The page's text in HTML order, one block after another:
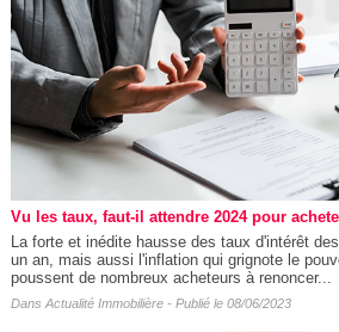
Vu les taux, faut-il attendre 2024 pour
La forte et inédite hausse des taux d'intérêt
un an, mais aussi l'inflation qui grignote le
poussent de nombreux acheteurs à renoncer...
Dans Actualité Immobilière- Publié le 08/06/2023